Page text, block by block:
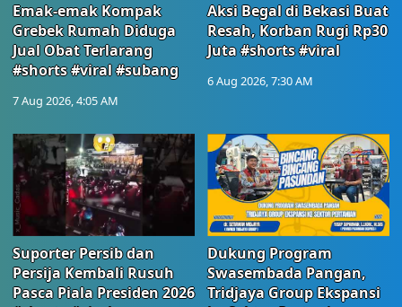
Emak-emak Kompak
Grebek Rumah Diduga
Jual Obat Terlarang
#shorts #viral #subang
7 Aug 2026, 4:05 AM
Aksi Begal di Bekasi Buat
Resah, Korban Rugi Rp30
Juta #shorts #viral
6 Aug 2026, 7:30 AM
Suporter Persib dan
Persija Kembali Rusuh
Pasca Piala Presiden 2026
Dukung Program
Swasembada Pangan,
Tridjaya Group Ekspansi